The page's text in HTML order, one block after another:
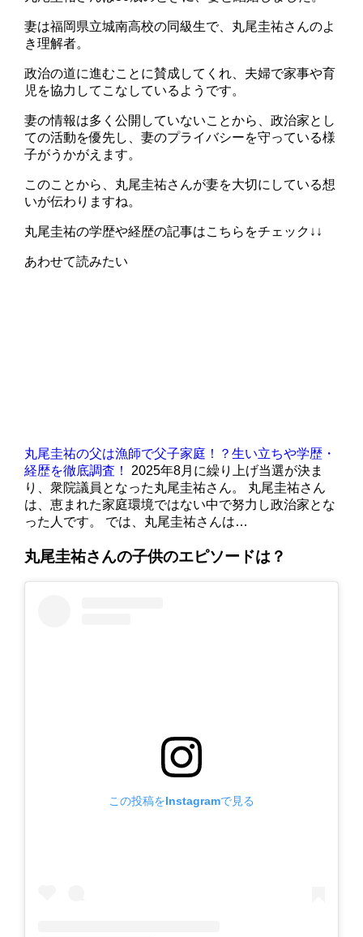
妻は福岡県立城南高校の同級生で、丸尾圭祐さんのよ
き理解者。
政治の道に進むことに賛成してくれ、夫婦で家事や育
児を協力してこなしているようです。
妻の情報は多く公開していないことから、政治家とし
ての活動を優先し、妻のプライバシーを守っている様
子がうかがえます。
このことから、丸尾圭祐さんが妻を大切にしている想
いが伝わりますね。
丸尾圭祐の学歴や経歴の記事はこちらをチェック↓↓
あわせて読みたい
丸尾圭祐の父は漁師で父子家庭！？生い立ちや学歴・
経歴を徹底調査！
2025年8月に繰り上げ当選が決ま
り、衆院議員となった丸尾圭祐さん。 丸尾圭祐さん
は、恵まれた家庭環境ではない中で努力し政治家とな
った人です。 では、丸尾圭祐さんは…
丸尾圭祐さんの子供のエピソードは？
この投稿をInstagramで見る